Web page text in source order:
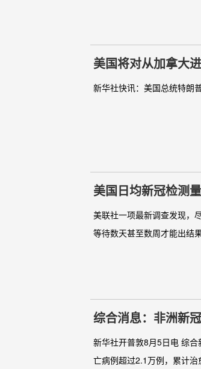
美国将对从加拿大
新华社快讯：美国总统特朗
美国日均新冠检测
美联社一项最新调查发现，
等待数天甚至数周才能出结
综合消息：非洲新
新华社开普敦8月5日电 综
亡病例超过2.1万例，累计